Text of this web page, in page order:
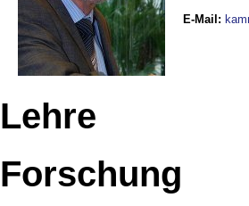
E-Mail :
Lehre
Forschung